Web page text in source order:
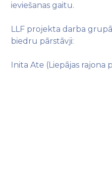
ieviešanas gaitu.
LLF projekta darba
biedru pārstāvji:
Inita Ate (Liepājas rajona